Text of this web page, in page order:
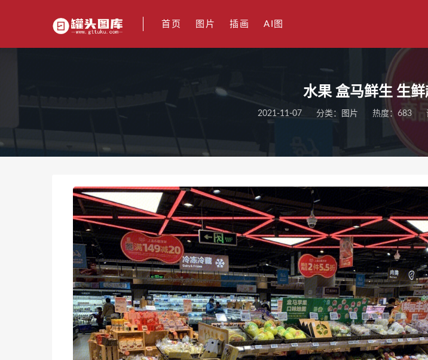
首页 图片 插画 AI图
水果 盒马鲜生 生
2021-11-07 分类： 图片 热度：683